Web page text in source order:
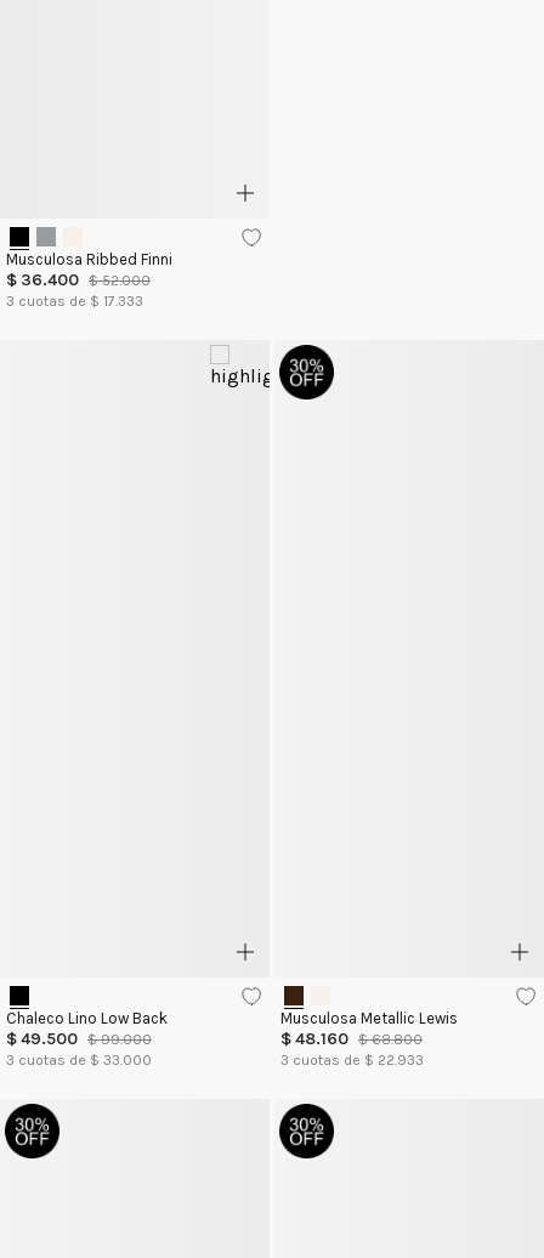
Musculosa Ribbed Finni
$ 36.400 $ 52.000
3 cuotas de $ 17.333
Chaleco Lino Low Back
$49.500 $ 99.000
3 cuotas de $ 33.000
Musculosa Metallic Lewis
$48.160 $ 68.800
3 cuotas de $ 22.933